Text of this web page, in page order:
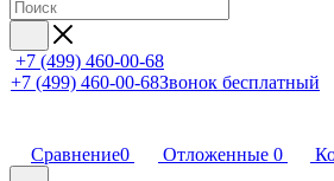
+7 (499) 460-00-68
+7 (499) 460-00-68Звонок бесплатный
Сравнение0 Отложенные 0